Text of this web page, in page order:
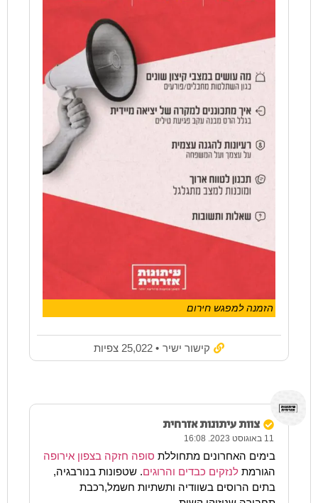
הזמנה למפגש חירום
קישור ישיר • 25,022 צפיות
צוות עיתונות אזרחית
11 באוגוסט 2023. 16:08
בימים האחרונים מתחוללת סופה חזקה בצפון אירופה
הגורמת לנזקים כבדים והרוגים. שטפונות בנורבגיה,
בתים הרוסים בשוודיה ותשתיות חשמל,רכבת